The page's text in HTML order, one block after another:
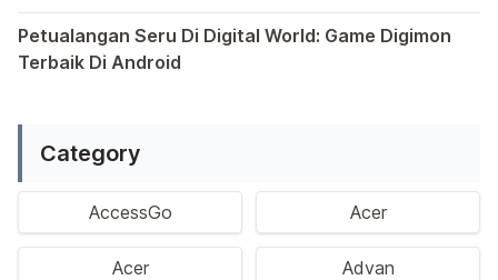
Saat ini, platform Android telah menjadi wadah kreativitas
Petualangan Seru Di Digital World: Game Digimon
Terbaik Di Android
Category
AccessGo Acer
Acer Advan